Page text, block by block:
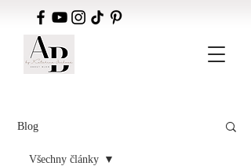
Blog
Všechny články